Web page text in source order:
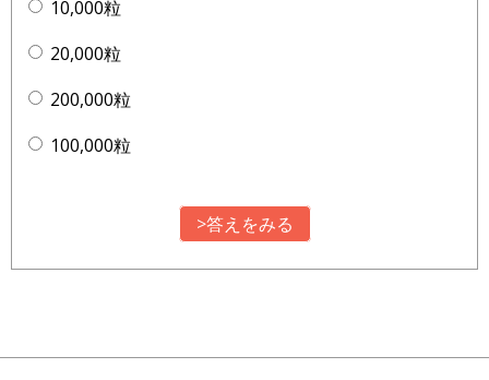
10,000粒
20,000粒
200,000粒
100,000粒
>答えをみる